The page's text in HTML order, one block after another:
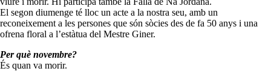
El segon diumenge té lloc un acte a la nostra seu, amb un
reconeixement a les persones que són sòcies des de fa 50 anys i una
ofrena floral a l’estàtua del Mestre Giner.
Per què novembre?
És quan va morir.